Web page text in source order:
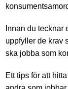
Innan du tecknar
uppfyller de krav
ska jobba som
Ett tips för att